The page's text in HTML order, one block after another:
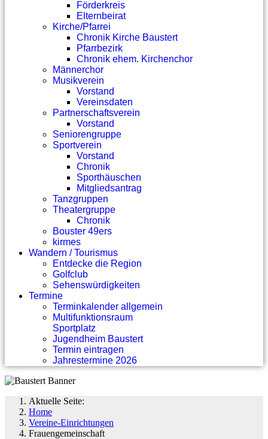
Förderkreis
Elternbeirat
Kirche/Pfarrei
Chronik Kirche Baustert
Pfarrbezirk
Chronik ehem. Kirchenchor
Männerchor
Musikverein
Vorstand
Vereinsdaten
Partnerschaftsverein
Vorstand
Seniorengruppe
Sportverein
Vorstand
Chronik
Sporthäuschen
Mitgliedsantrag
Tanzgruppen
Theatergruppe
Chronik
Bouster 49ers
kirmes
Wandern / Tourismus
Entdecke die Region
Golfclub
Sehenswürdigkeiten
Termine
Terminkalender allgemein
Multifunktionsraum
Sportplatz
Jugendheim Baustert
Termin eintragen
Jahrestermine 2026
Aktuelle Seite:
Home
Vereine-Einrichtungen
Frauengemeinschaft